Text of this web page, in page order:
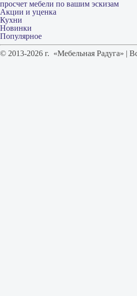
просчет мебели по вашим эскизам
Акции и уценка
Кухни
Новинки
Популярное
© 2013-2026 г. «Мебельная Радуга» |